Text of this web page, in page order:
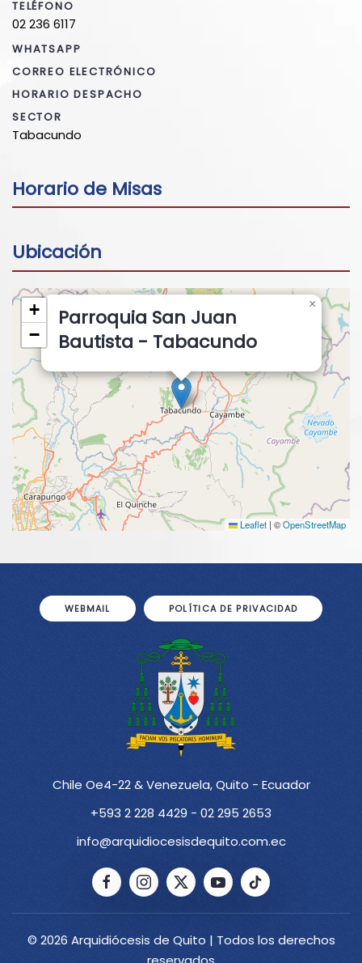
TELÉFONO
02 236 6117
WHATSAPP
CORREO ELECTRÓNICO
HORARIO DESPACHO
SECTOR
Tabacundo
Horario de Misas
Ubicación
Parroquia San Juan
Bautista - Tabacundo
×
+
−
Leaflet | ©OpenStreetMap
WEBMAIL POLÍTICA DE PRIVACIDAD
Chile Oe4-22 & Venezuela, Quito - Ecuador
+593 2 228 4429 - 02 295 2653
info@arquidiocesisdequito.com.ec
© 2026 Arquidiócesis de Quito | Todos los derechos